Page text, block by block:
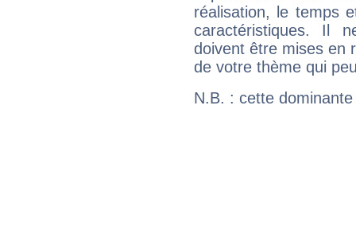
réalisation, le temps
caractéristiques. Il
doivent être mises en
de votre thème qui
N.B. : cette